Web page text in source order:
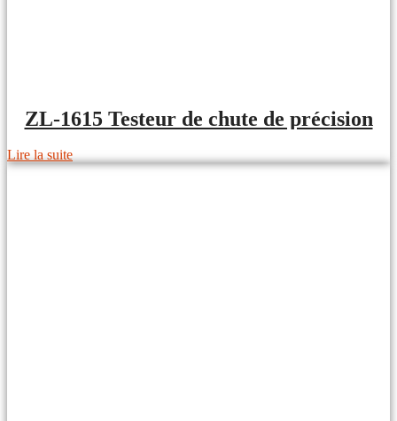
ZL-1615 Testeur de chute de précision
Lire la suite